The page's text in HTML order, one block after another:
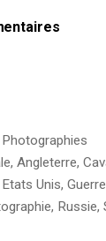
Photographies
, Angleterre,
Etats Unis,
, Russie,